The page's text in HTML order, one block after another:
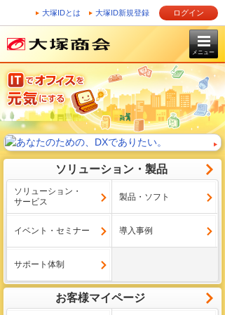
大塚IDとは 大塚ID新規登録 ログイン
メニュー
ソリューション・製品
ソリューション・
サービス
製品・ソフト
イベント・セミナー 導入事例
サポート体制
お客様マイページ